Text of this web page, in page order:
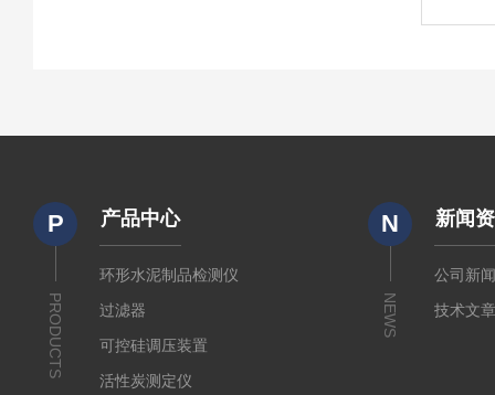
P
PRODUCTS
产品中心
环形水泥制品检测仪
过滤器
可控硅调压装置
活性炭测定仪
N
NEWS
新闻
公司新
技术文